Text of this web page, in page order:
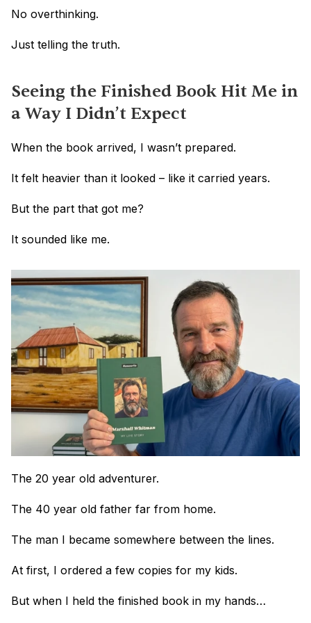
No overthinking.
Just telling the truth.
Seeing the Finished Book Hit Me in
a Way I Didn’t Expect
When the book arrived, I wasn’t prepared.
It felt heavier than it looked – like it carried years.
But the part that got me?
It sounded like me.
The 20 year old adventurer.
The 40 year old father far from home.
The man I became somewhere between the lines.
At first, I ordered a few copies for my kids.
But when I held the finished book in my hands…